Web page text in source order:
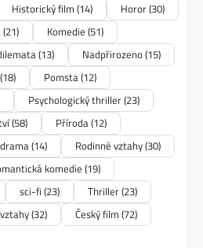
Historický film (14) Horor(30)
(21) Komedie (51)
(13) Nadpřirozeno(15)
(18) Pomsta(12)
Psychologický thriller(23)
(58) Příroda(12)
(14) Rodinné vztahy(30)
komedie (19)
sci-fi (23) Thriller(23)
vztahy(32) Český film (72)